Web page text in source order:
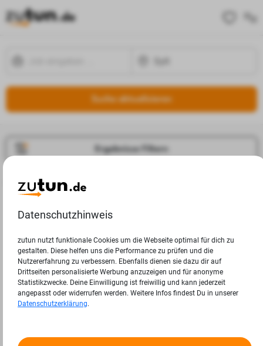
Suche aktualisieren
Ergebnisse Filtern
Jobangebote
Datenschutzhinweis
zutun nutzt funktionale Cookies um die Webseite optimal für dich zu
gestalten. Diese helfen uns die Performance zu prüfen und die
Nutzererfahrung zu verbessern. Ebenfalls dienen sie dazu dir auf
Drittseiten personalisierte Werbung anzuzeigen und für anonyme
Statistikzwecke. Deine Einwilligung ist freiwillig und kann jederzeit
angepasst oder widerrufen werden. Weitere Infos findest Du in unserer
Datenschutzerklärung.